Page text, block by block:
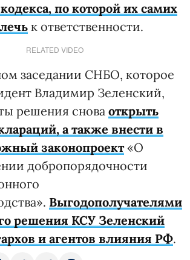
по которой их самих
к ответственности.
RELATED VIDEO
заседании СНБО, которое
Владимир Зеленский,
решения снова открыть
а также внести в
законопроект«О
добропорядочности
Выгодополучателями
решения КСУ Зеленский
и агентов влияния РФ.